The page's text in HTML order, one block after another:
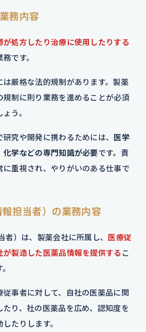
務内容
が処方したり治療に使用したりする
です。
は厳格な法的規制があります。製薬
規制に則り業務を進めることが必須
う。
究や開発に携わるためには、 医学
化学などの専門知識が必要です。責
に重視され、やりがいのある仕事で
担当者）の業務内容
者）は、製薬会社に所属し、 医療従
製造した医薬品情報を提供する こ
従事者に対して、自社の医薬品に関
たり、社の医薬品を広め、認知度を
たりします。